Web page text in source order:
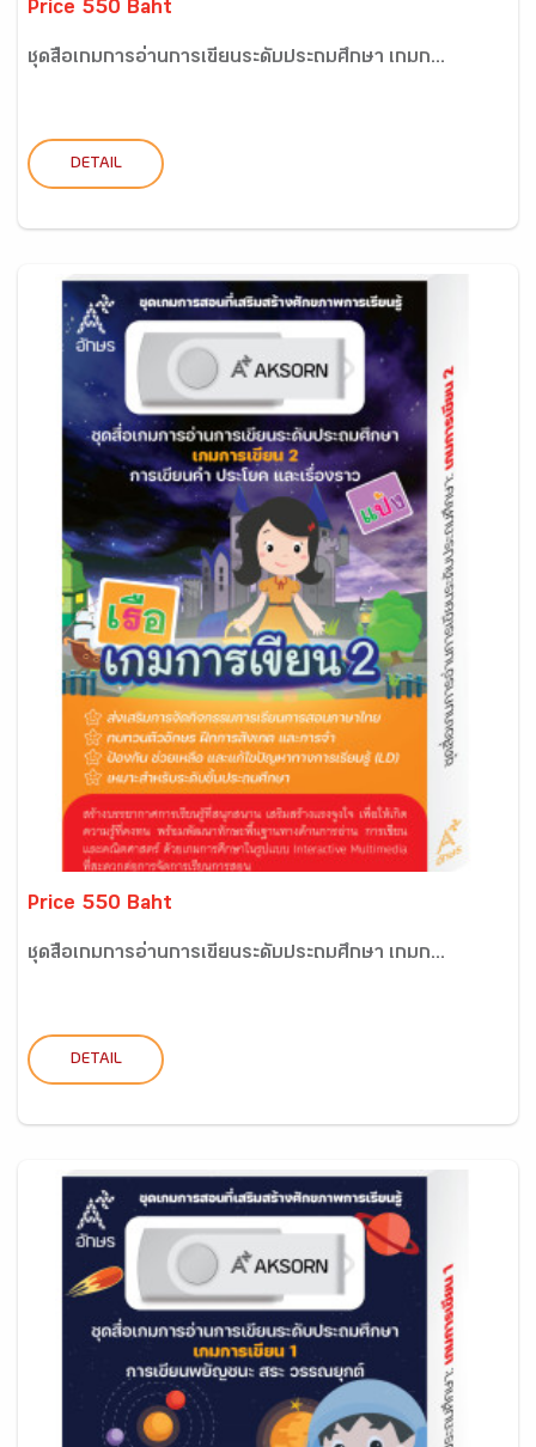
Price 550 Baht
ชุดสื่อเกมการอ่านการเขียนระดับประถมศึกษา เกมก...
DETAIL
Price 550 Baht
ชุดสื่อเกมการอ่านการเขียนระดับประถมศึกษา เกมก...
DETAIL